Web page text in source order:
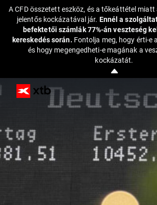
A CFD összetett eszköz, és a tőkeáttétel
jelentős kockázatával jár. Ennél a
befektetői számlák 77%-án veszteség
kereskedés során. Fontolja meg, hogy érti-e
és hogy megengedheti-e magának a
kockázatát.